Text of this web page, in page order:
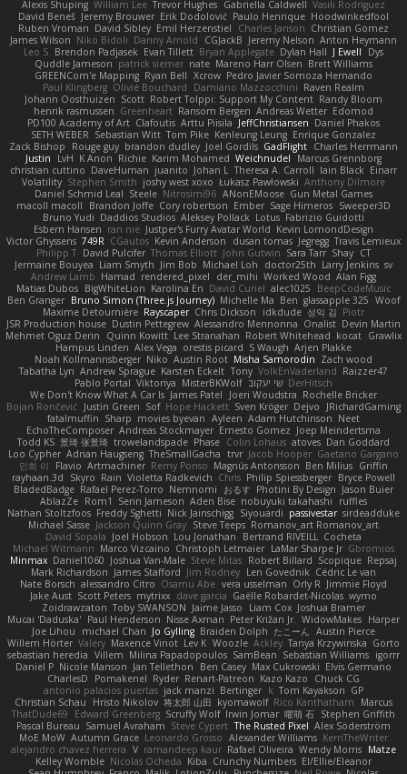
Alexis Shuping William Lee Trevor Hughes Gabriella Caldwell Vasili Rodriguez
David Beneš Jeremy Brouwer Erik Dodolović Paulo Henrique Hoodwinkedfool
Ruben Vroman David Sibley Emil Herzenstiel Charles Janson Christian Gomez
James Wilson Niko Bidoli Danny Arnold CGJackB Jeremy Nelson Anton Heymann
Leo S Brendon Padjasek Evan Tillett Bryan Applegate Dylan Hall J Ewell
Dys
Quddle Jameson patrick siemer nate Mareno Harr Olsen Brett Williams
GREENCom'e Mapping Ryan Bell Xcrow Pedro Javier Somoza Hernando
Paul Klingberg Olivié Bouchard Damiano Mazzocchini Raven Realm
Johann Oosthuizen Scott Robert Tolppi: Support My Content Randy Bloom
henrik rasmussen Greenheart Ransom Bergen Andreas Wetter Edomod
PD100 Academy of Art Clafoutis Arttu Piisila JeffChristiansen Daniel Phakos
SETH WEBER Sebastian Witt Tom Pike Kenleung Leung Enrique Gonzalez
Zack Bishop
Rouge guy brandon dudley Joel Gordils GadFlight Charles Herrmann
Justin
LvH K Anon Richie Karim Mohamed Weichnudel
Marcus Grennborg
christian cuttino DaveHuman juanito Johan L Theresa A. Carroll Iain Black Einarr
Volatility Stephen Smith joshy west xoxo Łukasz Pawłowski Anthony Dilmore
Daniel Schmid Leal Steele Nitrosimi96 ANonEMoose Gun Metal Games
macoll macoll
Brandon Joffe Cory robertson Ember Sage Himeros Sweeper3D
Bruno Yudi Daddios Studios Aleksey Pollack Lotus Fabrizio Guidotti
Esbern Hansen ran nie Justper's Furry Avatar World Kevin LomondDesign
Victor Ghyssens 749R CGautos Kevin Anderson dusan tomas Jegregg Travis Lemieux
Philipp T David Pulcifer Thomas Elliott John Gutwin Sara Tarr Shay CT
Jermaine Bouyea Liam Smyth Jim Bob Michael Loh doctor25th Larry Jenkins sv
Andrew Lamb Hamad rendered_pixel der_mihi Worked Wood Alan Figg
Matias Dubos BigWhiteLion Karolina En David Curiel alec1025
BeepCodeMusic
Ben Granger Bruno Simon (Three.js Journey) Michelle Ma Ben glassapple 325 Woof
Maxime Detournière Rayscaper Chris Dickson idkdude 성익 김 Piotr
JSR Production house Dustin Pettegrew Alessandro Mennonna Onalist Devin Martin
Mehmet Oguz Derin
Quinn Kowitt Lee Stranahan Robert Whitehead kocat Grawlix
Hampus Linden Alex Vega orestis picard S Waugh Arjen Plakke
Noah Kollmannsberger Niko Austin Root Misha Samorodin Zach wood
Tabatha Lyn Andrew Sprague Karsten Eckelt Tony VolkEnVaderland Raizzer47
Pablo Portal Viktoriya MisterBKWolf שי יעקוב DerHitsch
We Don't Know What A Car Is James Patel Joeri Woudstra Rochelle Bricker
Bojan Rončević Justin Green Sof Hope Hackett Sven Kröger Dejvo
JRichardGaming
fatalmuffin Sharp movies byevan Ayleen Adam Hutchinson Neet
EchoTheComposer Andreas Stockmayer Ernesto Gomez Joep Meindertsma
Todd KS 景琦 张景琦 trowelandspade Phase Colin Lohaus atoves Dan Goddard
Loo Cypher Adrian Haugseng TheSmallGacha trvr Jacob Hooper Gaetano Gargano
민희 이
Flavio Artmachiner Remy Ponso Magnús Antonsson Ben Milius Griffin
rayhaan.3d
Skyro Rain Violetta Radkevich Chris Philip Spiessberger Bryce Powell
BladedBadge Rafael Perez-Torro Nemnomi おるす Photini By Design Jason Buier
AblazZe Rom1 Serin Jameson Aden Bise nobuyuki takahashi
ruffles
Nathan Stoltzfoos Freddy Sghetti Nick Jainschigg Siyouardi passivestar sirdeadduke
Michael Sasse Jackson Quinn Gray Steve Teeps Romanov_art Romanov_art
David Sopala Joel Hobson Lou Jonathan Bertrand RIVEILL Cocheta
Michael Witmann Marco Vizcaino Christoph Letmaier LaMar Sharpe Jr Gbromios
Minmax Daniel1060 Joshua Van-Male Steve Mitas Robert Billard Scopique Repsaj
Mark Richardson James Stafford Jim Rodney Len Govednik Cédric Le van
Nate Borsch alessandro Citro Osamu Abe vera usselman Orly R Jimmie Floyd
Jake Aust Scott Peters mytrixx dave garcia Gaëlle Robardet-Nicolas wymo
Zoidrawzaton Toby SWANSON Jaime Jasso Liam Cox Joshua Bramer
Mucai 'Daduska' Paul Henderson Nisse Axman Peter Križan Jr. WidowMakes Harper
Joe Lihou
michael Chan Jo Gylling Braiden Dolph たこーん Austin Pierce
Willem Hörter Valery Maxence Vinot Lev K Woozle Ackley Tanya Krzywinska Gorto
sebastian heredia Villem Milina Papadopoulos SamBean Sebastian Williams igorrr
Daniel P Nicole Manson Jan Tellethon Ben Casey Max Cukrowski Elvis Germano
CharlesD
Pomakenel Ryder Renart-Patreon Kazo Kazo
Chuck CG
antonio palacios puertas jack manzi Bertinger k Tom Kayakson GP
Christian Schau
Hristo Nikolov 将太郎 山田 kyomawolf Rico Kanthatham
Marcus
ThatDude69
Edward Greenberg Scruffy Wolf Irwin Jomar 曜萌 石 Stephen Griffith
Pascal Bureau Samuel Avraham Steve Cypert The Rusted Pixel Alex Söderström
MoE MoW Autumn Grace Leonardo Grosso Alexander Williams KerriTheWriter
alejandro chavez herrera V ramandeep kaur Rafael Oliveira Wendy Morris Matze
Kelley Womble Nicolas Ocheda Kiba Crunchy Numbers El/Ellie/Eleanor